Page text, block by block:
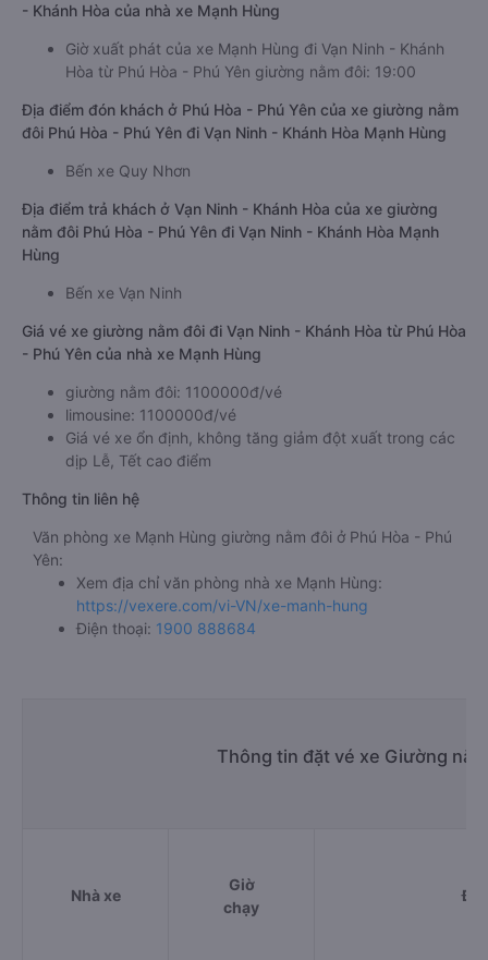
- Khánh Hòa của nhà xe Mạnh Hùng
Giờ xuất phát của xe Mạnh Hùng đi Vạn Ninh - Khánh
Hòa từ Phú Hòa - Phú Yên giường nằm đôi: 19:00
Địa điểm đón khách ở Phú Hòa - Phú Yên của xe giường nằm
đôi Phú Hòa - Phú Yên đi Vạn Ninh - Khánh Hòa Mạnh Hùng
Bến xe Quy Nhơn
Địa điểm trả khách ở Vạn Ninh - Khánh Hòa của xe giường
nằm đôi Phú Hòa - Phú Yên đi Vạn Ninh - Khánh Hòa Mạnh
Hùng
Bến xe Vạn Ninh
Giá vé xe giường nằm đôi đi Vạn Ninh - Khánh Hòa từ Phú Hòa
- Phú Yên của nhà xe Mạnh Hùng
giường nằm đôi: 1100000đ/vé
limousine: 1100000đ/vé
Giá vé xe ổn định, không tăng giảm đột xuất trong các
dịp Lễ, Tết cao điểm
Thông tin liên hệ
Văn phòng xe Mạnh Hùng giường nằm đôi ở Phú Hòa - Phú
Yên:
Xem địa chỉ văn phòng nhà xe Mạnh Hùng:
https://vexere.com/vi-VN/xe-manh-hung
Điện thoại: 1900 888684
Thông tin đặt vé xe Giường
Nhà xe
Giờ
chạy